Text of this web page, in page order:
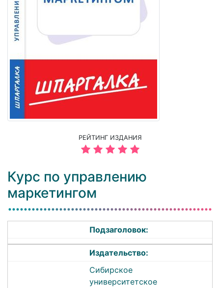
РЕЙТИНГ ИЗДАНИЯ
Курс по управлению
маркетингом
Подзаголовок:
Издательство:
Сибирское
университетское